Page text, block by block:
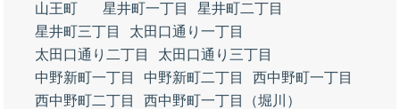
山王町
星井町一丁目
星井町二丁目
星井町三丁目
太田口通り一丁目
太田口通り二丁目
太田口通り三丁目
中野新町一丁目
中野新町二丁目
西中野町一丁目
西中野町二丁目
西中野町一丁目（堀川）